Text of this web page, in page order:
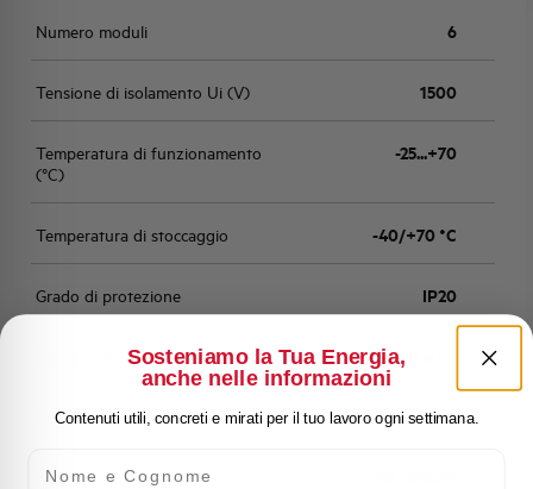
Numero moduli 6
Tensione di isolamento Ui (V) 1500
Temperatura di funzionamento
(°C)
-25...+70
Temperatura di stoccaggio -40/+70 °C
Grado di protezione IP20
Capacità dei terminali rigido/flessibile 50/70 mm²
Peso 980
Norma
Sosteniamo la Tua Energia,
anche nelle informazioni
Contenuti utili, concreti e mirati per il tuo lavoro ogni settimana.